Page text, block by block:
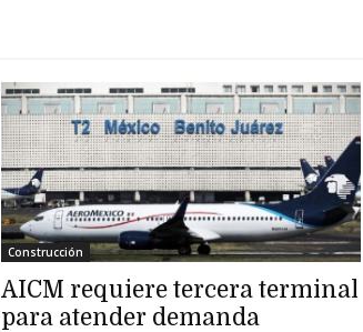
Construcción
AICM requiere tercera terminal
para atender demanda